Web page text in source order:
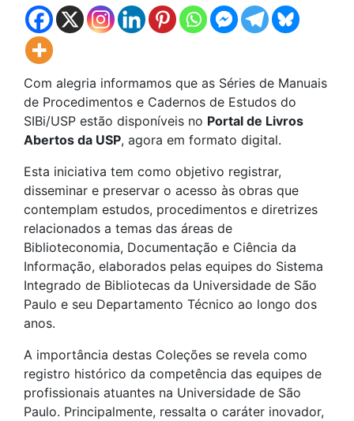
Com alegria informamos que as Séries de Manuais
de Procedimentos e Cadernos de Estudos do
SIBi/USP estão disponíveis no Portal de Livros
Abertos da USP, agora em formato digital.
Esta iniciativa tem como objetivo registrar,
disseminar e preservar o acesso às obras que
contemplam estudos, procedimentos e diretrizes
relacionados a temas das áreas de
Biblioteconomia, Documentação e Ciência da
Informação, elaborados pelas equipes do Sistema
Integrado de Bibliotecas da Universidade de São
Paulo e seu Departamento Técnico ao longo dos
anos.
A importância destas Coleções se revela como
registro histórico da competência das equipes de
profissionais atuantes na Universidade de São
Paulo. Principalmente, ressalta o caráter inovador,